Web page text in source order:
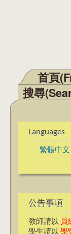
Main menu
首頁
搜尋
Languages
繁體中文
公告事項
教師請以 員
學生請以 學